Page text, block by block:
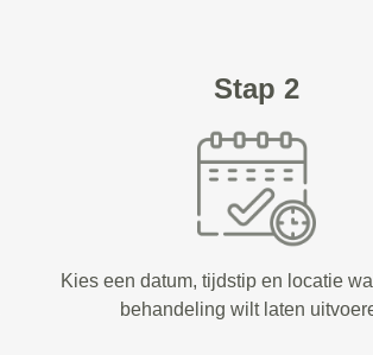
Stap 2
Kies een datum, tijdstip en locatie
behandeling wilt laten